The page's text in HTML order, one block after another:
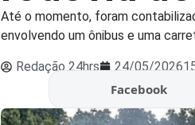
Até o momento, foram
envolvendo um ônibus e uma
Redação 24hrs 24/05/2026
Facebook